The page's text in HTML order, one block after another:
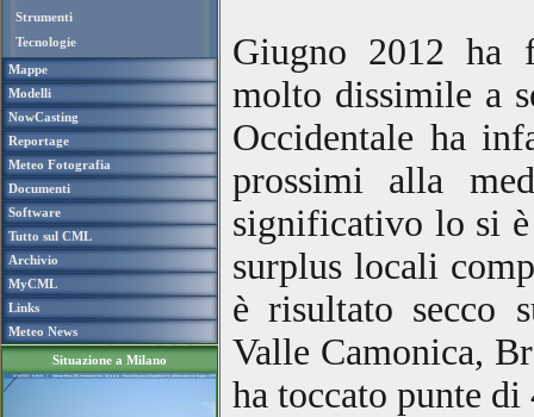
Strumenti
Tecnologie
Mappe
Modelli
NowCasting
Reportage
Meteo Fotografia
Documenti
Software
Tutto sul CML
Archivio
MyCML
Links
Meteo News
Situazione a Milano
Giugno 2012 ha
molto dissimile a
Occidentale ha
prossimi alla
significativo lo si
surplus locali
è risultato secco
Valle Camonica,
ha toccato punte